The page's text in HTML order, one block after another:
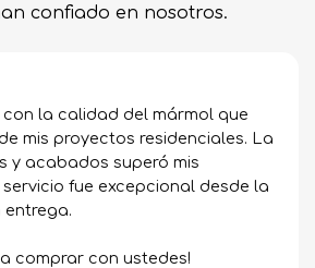
confiado en nosotros.
la calidad del mármol que
mis proyectos residenciales. La
y acabados superó mis
fue excepcional desde la
comprar con ustedes!